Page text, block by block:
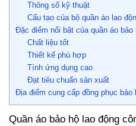
Thông số kỹ thuật
Cấu tạo của bộ quần áo lao
Đặc điểm nổi bật của quần áo bảo
Chất liệu tốt
Thiết kế phù hợp
Tính ứng dụng cao
Đạt tiêu chuẩn sản xuất
Địa điểm cung cấp đồng phục bảo
Quần áo bảo hộ lao động